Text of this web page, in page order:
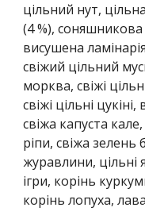
цільний нут,
(4 %), соняшникова
висушена
свіжий цільний
морква, свіжі
свіжі цільні
свіжа капуста
ріпи, свіжа зелень
журавлини, цільні
ігри, корінь
корінь лопуха,